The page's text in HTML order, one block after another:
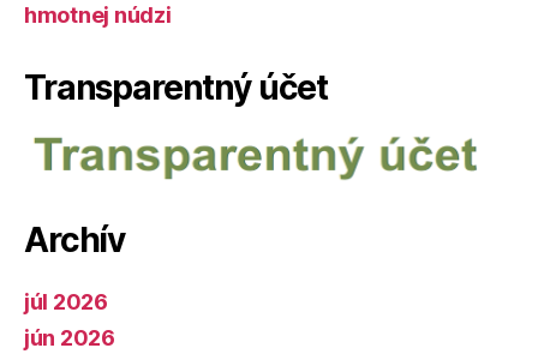
hmotnej núdzi
Transparentný účet
Archív
júl 2026
jún 2026